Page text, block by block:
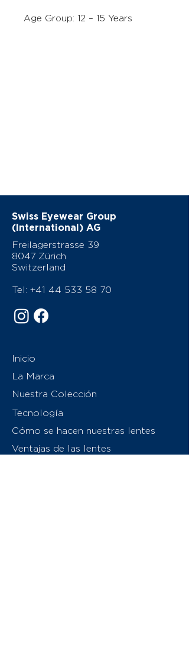
Age Group: 12 – 15 Years
Swiss Eyewear Group
(International) AG
Freilagerstrasse 39
8047 Zürich
Switzerland
Tel: +41 44 533 58 70
Inicio
La Marca
Nuestra Colección
Tecnología
Cómo se hacen nuestras lentes
Ventajas de las lentes